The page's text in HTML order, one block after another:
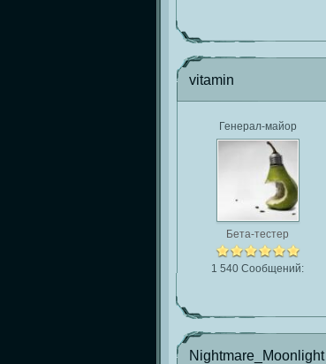
vitamin
Генерал-майор
Бета-тестер
1 540 Сообщений:
Nightmare_Moonlight